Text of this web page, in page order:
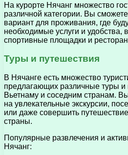
На курорте Нячанг множество
различной категории. Вы
вариант для проживания, где
необходимые услуги и удобства,
спортивные площадки и
Туры и путешествия
В Нячанге есть множество
предлагающих различные туры и
Вьетнаму и соседним странам.
на увлекательные экскурсии,
или даже совершить
страны.
Популярные развлечения и
Нячанг: